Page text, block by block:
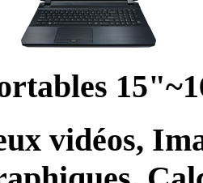
vidéos,